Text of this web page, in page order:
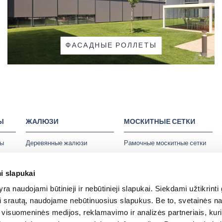
slapukai
naudojami būtinieji ir nebūtinieji slapukai. Siekdami užtikrinti
naudojame nebūtinuosius slapukus. Be to, svetainės
medijos, reklamavimo ir analizės partneriais,
ФАСАДНЫЕ РОЛЛЕТЫ
ЖАЛЮЗИ
Деревянные жалюзи
Жалюзи плиссе для
мансардных окон
Вертикальные жалюзи
Жалюзи в скандинавском
стиле
МОСКИТНЫЕ СЕТКИ
Рамочные москитные сетки
Дверные москитные сетки
Антиаллергенные москитные
сетки